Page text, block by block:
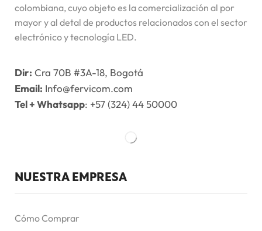
colombiana, cuyo objeto es la comercialización al por
mayor y al detal de productos relacionados con el sector
electrónico y tecnología LED.
Dir: Cra 70B #3A-18, Bogotá
Email: Info@fervicom.com
Tel + Whatsapp: +57 (324) 44 50000
NUESTRA EMPRESA
Cómo Comprar